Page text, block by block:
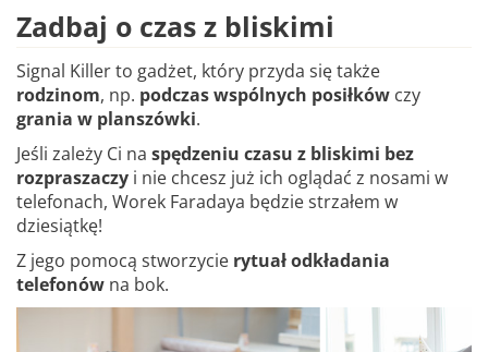
Zadbaj o czas z bliskimi
Signal Killer to gadżet, który przyda się także
rodzinom, np. podczas wspólnych posiłków czy
grania w planszówki.
Jeśli zależy Ci na spędzeniu czasu z bliskimi bez
rozpraszaczy i nie chcesz już ich oglądać z nosami w
telefonach, Worek Faradaya będzie strzałem w
dziesiątkę!
Z jego pomocą stworzycie rytuał odkładania
telefonów na bok.